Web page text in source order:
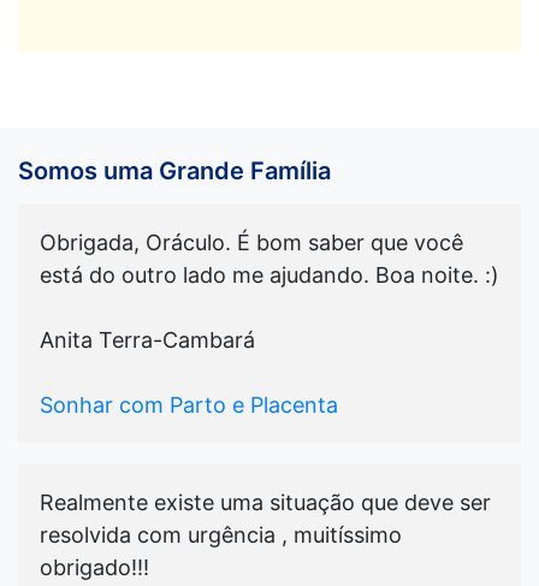
Somos uma Grande Família
Obrigada, Oráculo. É bom saber que você
está do outro lado me ajudando. Boa noite. :)
Anita Terra-Cambará
Sonhar com Parto e Placenta
Realmente existe uma situação que deve ser
resolvida com urgência , muitíssimo
obrigado!!!